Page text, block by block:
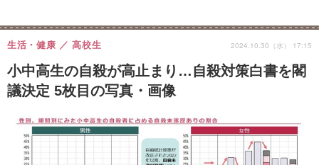
小中高生の自殺が高止まり…自殺対策白書を閣
議決定 5枚目の写真・画像
生活・健康 高校生 2024.10.30（水） 17:15